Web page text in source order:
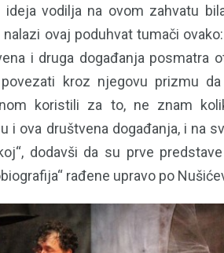
vodilja na ovom zahvatu
ovaj poduhvat tumači
i druga događanja posmatra
kroz njegovu prizmu
koristili za to, ne znam
i ova društvena događanja, i na
dodavši da su prve
rađene upravo po